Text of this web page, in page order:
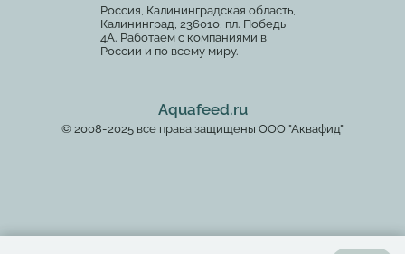
Россия, Калининградская область,
Калининград, 236010, пл. Победы
4А. Работаем с компаниями в
России и по всему миру.
Aquafeed.ru
© 2008-2025 все права защищены ООО "Аквафид"